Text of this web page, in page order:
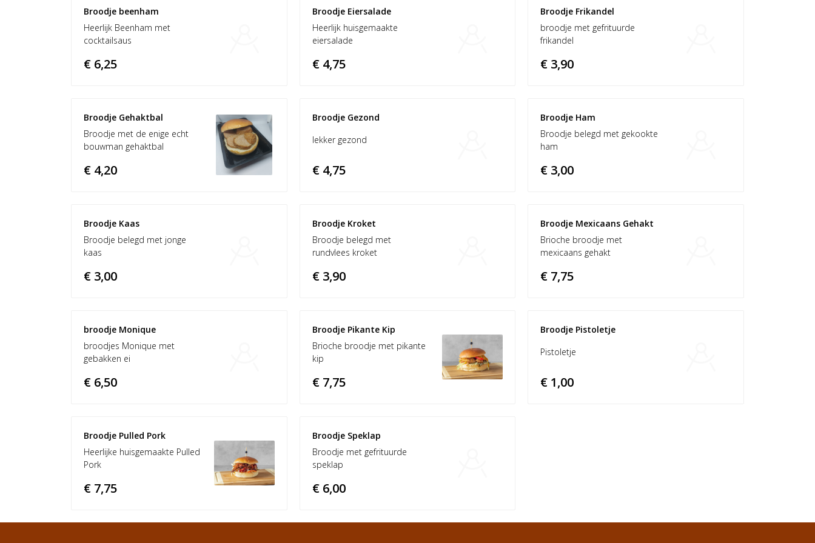
Broodje beenham
Heerlijk Beenham met
cocktailsaus
€ 6,25
Broodje Eiersalade
Heerlijk huisgemaakte
eiersalade
€ 4,75
Broodje Frikandel
broodje met gefrituurde
frikandel
€ 3,90
Broodje Gehaktbal
Broodje met de enige echt
bouwman gehaktbal
€ 4,20
Broodje Gezond
lekker gezond
€ 4,75
Broodje belegd met gekookte
ham
€ 3,00
Broodje belegd met jonge
kaas
€ 3,00
Broodje Kroket
Broodje belegd met
rundvlees kroket
€ 3,90
Broodje Mexicaans Gehakt
Brioche broodje met
mexicaans gehakt
€ 7,75
broodje Monique
broodjes Monique met
gebakken ei
€ 6,50
Broodje Pikante Kip
Brioche broodje met pikante
kip
€ 7,75
Broodje Pistoletje
Pistoletje
€ 1,00
Broodje Pulled Pork
Heerlijke huisgemaakte Pulled
Pork
€ 7,75
Broodje Speklap
Broodje met gefrituurde
speklap
€ 6,00